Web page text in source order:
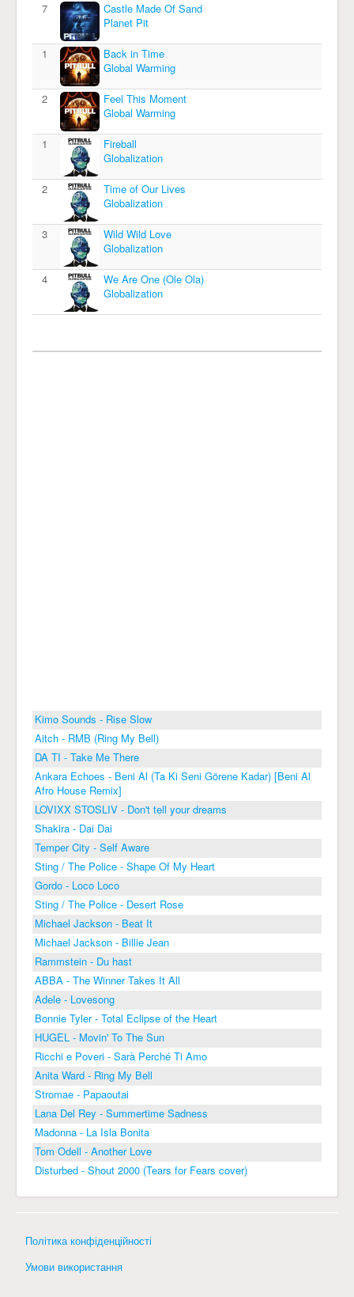
7
Castle Made Of Sand
Planet Pit
1
Back in Time
Global Warming
2
Feel This Moment
Global Warming
1
Fireball
Globalization
2
Time of Our Lives
Globalization
3
Wild Wild Love
Globalization
4
We Are One (Ole Ola)
Globalization
Kimo Sounds - Rise Slow
Aitch - RMB (Ring My Bell)
DA TI - Take Me There
Ankara Echoes - Beni Al (Ta Ki Seni Görene Kadar) [Beni Al
Afro House Remix]
LOVIXX STOSLIV - Don't tell your dreams
Shakira - Dai Dai
Temper City - Self Aware
Sting / The Police - Shape Of My Heart
Gordo - Loco Loco
Sting / The Police - Desert Rose
Michael Jackson - Beat It
Michael Jackson - Billie Jean
Rammstein - Du hast
ABBA - The Winner Takes It All
Adele - Lovesong
Bonnie Tyler - Total Eclipse of the Heart
HUGEL - Movin' To The Sun
Ricchi e Poveri - Sarà Perché Ti Amo
Anita Ward - Ring My Bell
Stromae - Papaoutai
Lana Del Rey - Summertime Sadness
Madonna - La Isla Bonita
Tom Odell - Another Love
Disturbed - Shout 2000 (Tears for Fears cover)
Політика конфіденційності
Умови використання